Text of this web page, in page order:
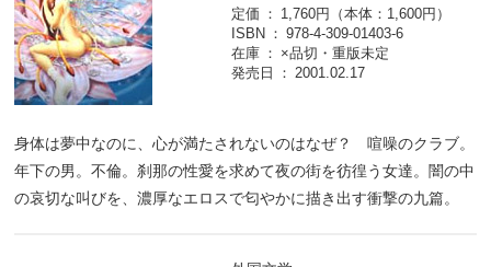
定価
1,760円（本体：1,600円）
ISBN
978-4-309-01403-6
在庫
×品切・重版未定
発売日
2001.02.17
身体は夢中なのに、心が満たされないのはなぜ？ 喧噪のクラブ。
年下の男。不倫。刹那の性愛を求めて夜の街を彷徨う女達。闇の中
の哀切な叫びを、濃厚なエロスで匂やかに描き出す衝撃の九篇。